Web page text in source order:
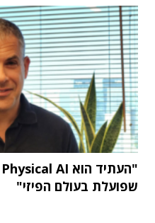
שפועלת בעולם הפיזי"